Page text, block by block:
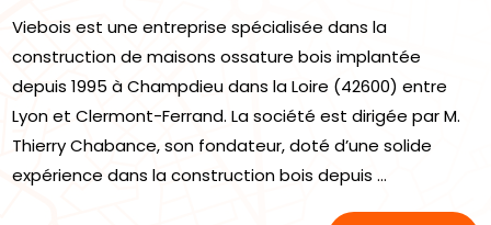
Viebois est une entreprise spécialisée dans la
construction de maisons ossature bois implantée
depuis 1995 à Champdieu dans la Loire (42600) entre
Lyon et Clermont-Ferrand. La société est dirigée par M.
Thierry Chabance, son fondateur, doté d’une solide
expérience dans la construction bois depuis ...